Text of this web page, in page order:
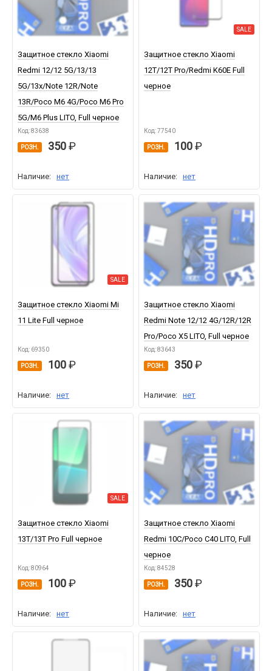
Защитное стекло Xiaomi
Redmi 12/12 5G/13/13
5G/13x/Note 12R/Note
13R/Poco M6 4G/Poco M6 Pro
5G/M6 Plus LITO, Full черное
Код: 83638
РОЗН. 350
Наличие: нет
SALE
Защитное стекло Xiaomi
12T/12T Pro/Redmi K60E Full
черное
Код: 77540
РОЗН. 100
Наличие: нет
SALE
Защитное стекло Xiaomi Mi
11 Lite Full черное
Код: 69350
РОЗН. 100
Наличие: нет
Защитное стекло Xiaomi
Redmi Note 12/12 4G/12R/12R
Pro/Poco X5 LITO, Full черное
Код: 83643
РОЗН. 350
Наличие: нет
SALE
Защитное стекло Xiaomi
13T/13T Pro Full черное
Код: 80964
РОЗН. 100
Наличие: нет
Защитное стекло Xiaomi
Redmi 10C/Poco C40 LITO, Full
черное
Код: 84528
РОЗН. 350
Наличие: нет